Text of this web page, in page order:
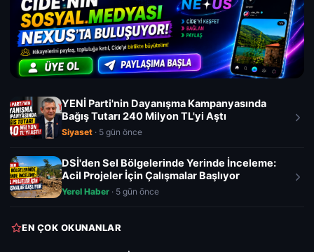
YENİ Parti'nin Dayanışma Kampanyasında
Bağış Tutarı 240 Milyon TL'yi Aştı
Siyaset · 5 gün önce
DSİ'den Sel Bölgelerinde Yerinde İnceleme:
Acil Projeler İçin Çalışmalar Başlıyor
Yerel Haber · 5 gün önce
EN ÇOK OKUNANLAR